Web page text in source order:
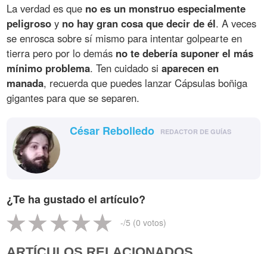
La verdad es que no es un monstruo especialmente
peligroso y no hay gran cosa que decir de él. A veces
se enrosca sobre sí mismo para intentar golpearte en
tierra pero por lo demás no te debería suponer el más
mínimo problema. Ten cuidado siaparecen en
manada, recuerda que puedes lanzar Cápsulas boñiga
gigantes para que se separen.
César Rebolledo REDACTOR DE GUÍAS
¿Te ha gustado el artículo?
-/5 (0 votos)